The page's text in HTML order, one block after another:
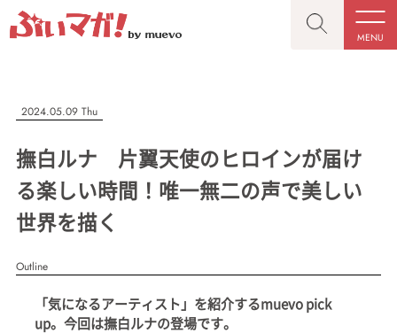
MENU
CLOSE
記事を検索する
#VTuber/VSinger #男性 #女性 #バ美肉 #男の娘
#獣系 #動物系 #企業公式 #個人勢
CLOSE
“推しへの応援を形にする”VTuber専門メディア
記事一覧
プレスリリース一覧
2024.05.09 Thu
撫白ルナ 片翼天使のヒロインが届け
る楽しい時間！唯一無二の声で美しい
世界を描く
Outline
「気になるアーティスト」を紹介するmuevo pick
up。今回は撫白ルナの登場です。